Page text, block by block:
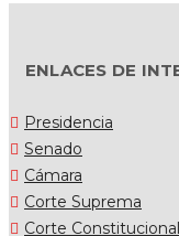
ENLACES DE
Presidencia
Senado
Cámara
Corte Suprema
Corte Constitucional